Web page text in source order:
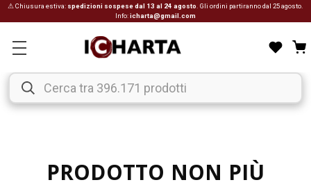
⚠ Chiusura estiva: spedizioni sospese dal 13 al 24 agosto . Gli ordini partiranno dal 25 agosto.
Info:icharta@gmail.com
PRODOTTO NON PIÙ